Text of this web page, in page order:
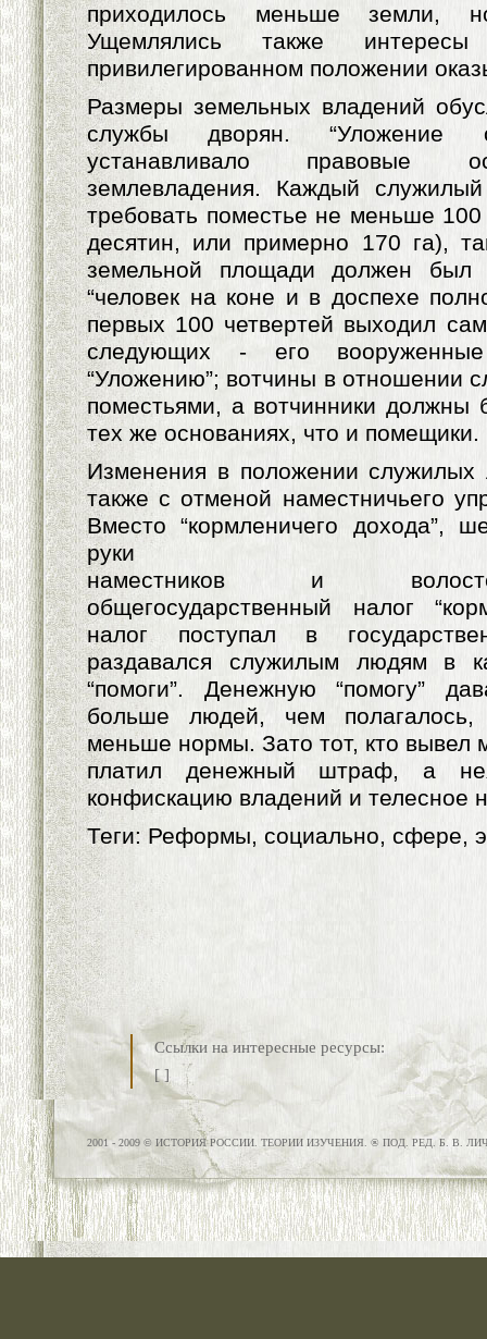
приходилось меньше земли,
Ущемлялись также
привилегированном положении
Размеры земельных владений
службы дворян. “Уложение
устанавливало правовые
землевладения. Каждый
требовать поместье не меньше
десятин, или примерно 170 га),
земельной площади должен был
“человек на коне и в доспехе
первых 100 четвертей выходил
следующих - его
“Уложению”; вотчины в отношении
поместьями, а вотчинники должны
тех же основаниях, что и помещики.
Изменения в положении служилых
также с отменой наместничьего
Вместо “кормленичего дохода”,
руки
наместников и
общегосударственный налог
налог поступал в
раздавался служилым людям в
“помоги”. Денежную “помогу”
больше людей, чем
меньше нормы. Зато тот, кто вывел
платил денежный штраф, а
конфискацию владений и телесное
Теги: Реформы, социально, сфере,
Ссылки на интересные ресурсы:
[ ]
2001 - 2009 © ИСТОРИЯ РОССИИ. ТЕОРИИ ИЗУЧЕНИЯ. ® ПОД. РЕД. Б. В.